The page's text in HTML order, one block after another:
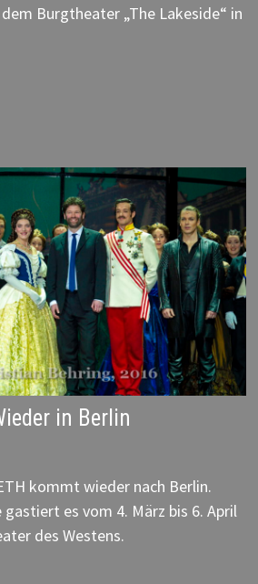
Burgtheater „The Lakeside“ in
in Berlin
kommt wieder nach Berlin.
gastiert es vom 4. März bis 6. April
des Westens.